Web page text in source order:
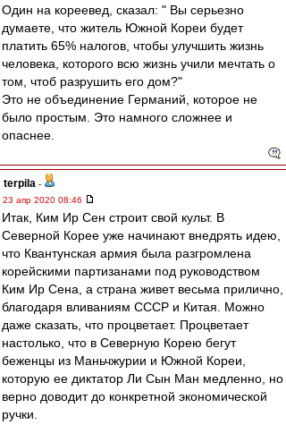
Один на кореевед, сказал: " Вы серьезно
думаете, что житель Южной Кореи будет
платить 65% налогов, чтобы улучшить жизнь
человека, которого всю жизнь учили мечтать о
том, чтоб разрушить его дом?"
Это не объединение Германий, которое не
было простым. Это намного сложнее и
опаснее.
terpila -
23 апр 2020 08:46
Итак, Ким Ир Сен строит свой культ. В
Северной Корее уже начинают внедрять идею,
что Квантунская армия была разгромлена
корейскими партизанами под руководством
Ким Ир Сена, а страна живет весьма прилично,
благодаря вливаниям СССР и Китая. Можно
даже сказать, что процветает. Процветает
настолько, что в Северную Корею бегут
беженцы из Маньчжурии и Южной Кореи,
которую ее диктатор Ли Сын Ман медленно, но
верно доводит до конкретной экономической
ручки.